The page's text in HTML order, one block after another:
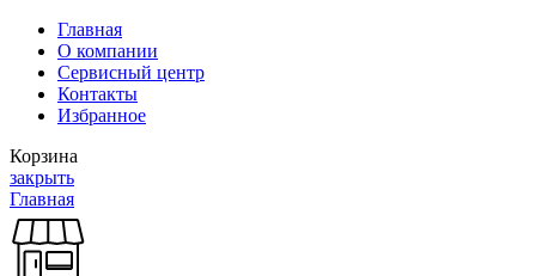
Главная
О компании
Сервисный центр
Контакты
Избранное
Корзина
закрыть
Главная